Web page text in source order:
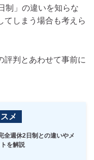
制」の違いを知らな
てしまう場合も考えら
評判とあわせて事前に
メ
全週休2日制との違いやメ
を解説